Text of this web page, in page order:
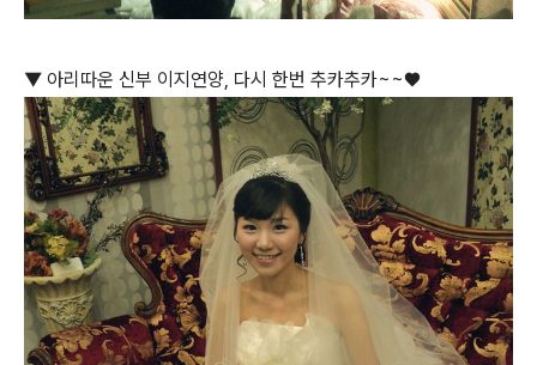
▼ 아리따운 신부 이지연양, 다시 한번 추카추카~~♥